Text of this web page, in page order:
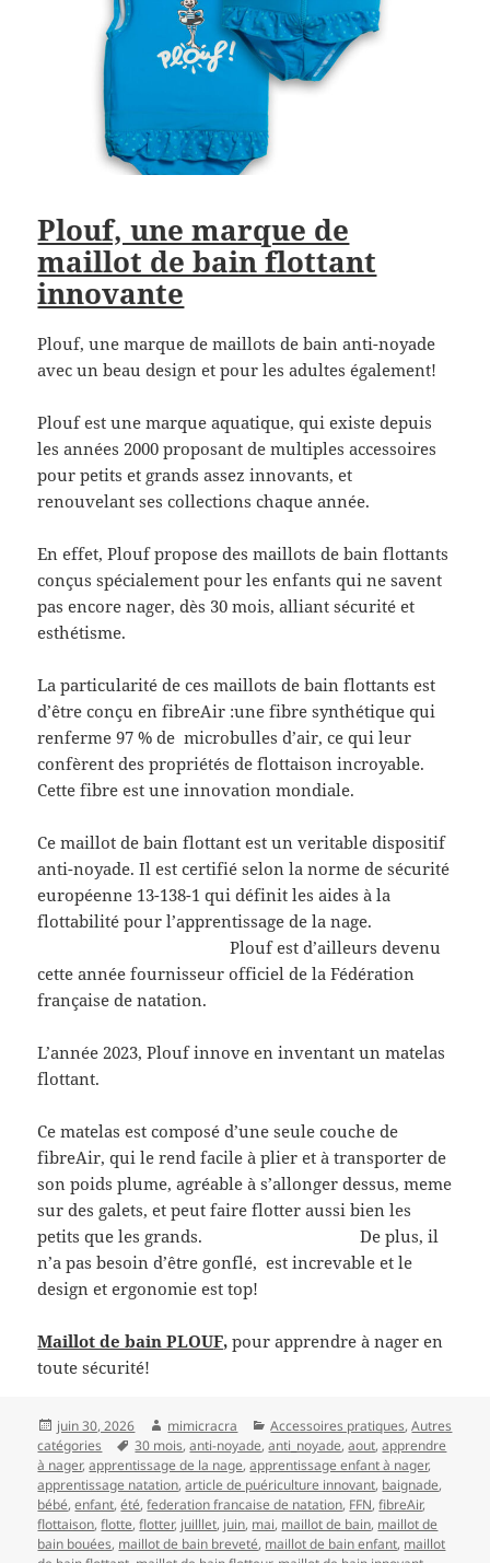
Plouf, une marque de
maillot de bain flottant
innovante
Plouf, une marque de maillots de bain anti-noyade
avec un beau design et pour les adultes également!
Plouf est une marque aquatique, qui existe depuis
les années 2000 proposant de multiples accessoires
pour petits et grands assez innovants, et
renouvelant ses collections chaque année.
En effet, Plouf propose des maillots de bain flottants
conçus spécialement pour les enfants qui ne savent
pas encore nager, dès 30 mois, alliant sécurité et
esthétisme.
La particularité de ces maillots de bain flottants est
d’être conçu en fibreAir :une fibre synthétique qui
renferme 97 % de microbulles d’air, ce qui leur
confèrent des propriétés de flottaison incroyable.
Cette fibre est une innovation mondiale.
Ce maillot de bain flottant est un veritable dispositif
anti-noyade. Il est certifié selon la norme de sécurité
européenne 13-138-1 qui définit les aides à la
flottabilité pour l’apprentissage de la nage.
Plouf est d’ailleurs devenu
cette année fournisseur officiel de la Fédération
française de natation.
L’année 2023, Plouf innove en inventant un matelas
flottant.
Ce matelas est composé d’une seule couche de
fibreAir, qui le rend facile à plier et à transporter de
son poids plume, agréable à s’allonger dessus, meme
sur des galets, et peut faire flotter aussi bien les
petits que les grands. De plus, il
n’a pas besoin d’être gonflé, est increvable et le
design et ergonomie est top!
Maillot de bain PLOUF, pour apprendre à nager en
toute sécurité!
Publié
le
juin 30, 2026 Auteur
mimicracra Catégories
Accessoires pratiques,Autres
catégories
Mots-
clés
30 mois,anti-noyade,anti_noyade,aout,apprendre
à nager,apprentissage de la nage,apprentissage enfant à nager,
apprentissage natation,article de puériculture innovant, baignade,
bébé,enfant,été,federation francaise de natation, FFN,fibreAir,
flottaison,flotte,flotter, juilllet, juin, mai, maillot de bain, maillot de
bain bouées, maillot de bain breveté, maillot de bain enfant, maillot